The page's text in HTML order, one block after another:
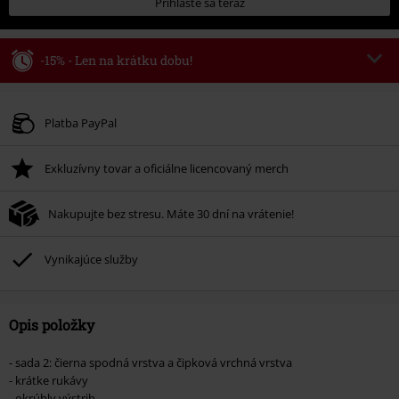
-15% - Len na krátku dobu!
Platí len pre 8/6/26 od 16:00 do 23:59 hod.
Po zadaní kódu v košíku, sa zľava uplatní automaticky.
Nemožno kombinovať s inými akciovými kódmi. Zľava sa nevzťahuje na:
knihy, médiá, vstupenky, Rammstein, (Till) Lindemann, Böhse Onkelz,
ktorých kúpou podporíte nadáciu.
Platba PayPal
Exkluzívny tovar a oficiálne licencovaný merch
Nakupujte bez stresu. Máte 30 dní na vrátenie!
Vynikajúce služby
Opis položky
- sada 2: čierna spodná vrstva a čipková vrchná vrstva
- krátke rukávy